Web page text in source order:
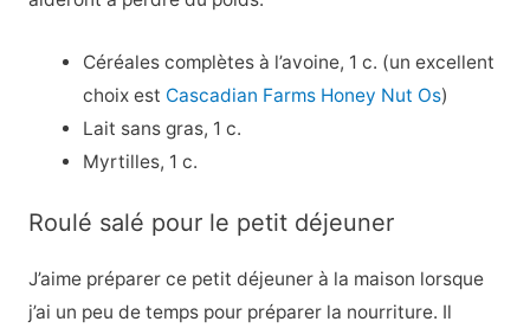
Céréales complètes à l’avoine, 1 c. (un excellent
choix est Cascadian Farms Honey Nut Os)
Lait sans gras, 1 c.
Myrtilles, 1 c.
Roulé salé pour le petit déjeuner
J’aime préparer ce petit déjeuner à la maison lorsque
j’ai un peu de temps pour préparer la nourriture. Il